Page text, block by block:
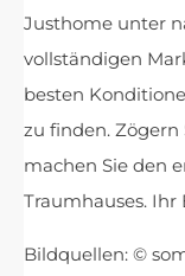
Justhome unter
vollständigen
besten
zu finden. Zögern
machen Sie den
Traumhauses.
Bildquellen: ©